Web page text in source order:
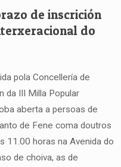
de inscrición
do
pola Concellería de
da III Milla Popular
aberta a persoas de
de Fene coma doutros
11.00 horas na Avenida do
de choiva, as de